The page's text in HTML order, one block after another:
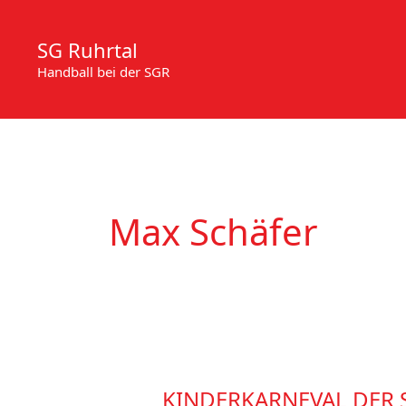
springenSG Ruhrtal
Handball bei der SGR
Max Schäfer
KINDERKARNEVAL DER
KINDERKARNEVAL